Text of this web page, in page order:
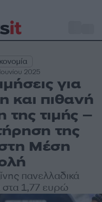
2025
για
και πιθανή
τιμής –
της
στη Μέση
πανελλαδικά
στα 1,77 ευρώ